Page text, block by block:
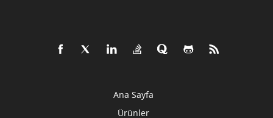
Ana Sayfa
Ürünler